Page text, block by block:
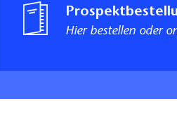
Hier bestellen oder